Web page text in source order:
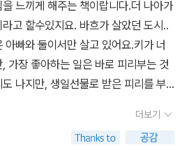
아이들 때문에 학교 가기 싫은 필립에
한 소녀 트릭시가 있어 그나마 다행이
왕따 문제가 심각한 사회문제가 되고
안타까움을 준다. 피리를 불어 자신
이 결국 기적을 가져다 주기도 하지만
립에게 벌어지는 일들은 아이들에게 색
선물로 받은 소중한 피리를 잃어버리
느끼게 해주는 책이랍니다.더 나아가
고 할수있지요. 바흐가 살았던 도시..
아빠와 둘이서만 살고 있어요.키가 너
가장 좋아하는 일은 바로 피리부는 것
나지만, 생일선물로 받은 피리를 부
받지 못하지만,피리가 있어 행복한 필
려가는 고양이를 구하려다가 피리를
더보기